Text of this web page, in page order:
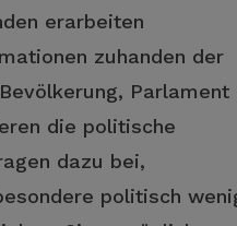
erarbeiten
zuhanden der
Parlament
die politische
dazu bei,
politisch